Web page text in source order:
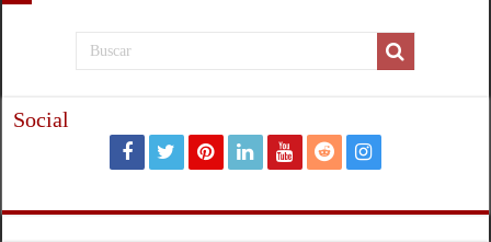
Social